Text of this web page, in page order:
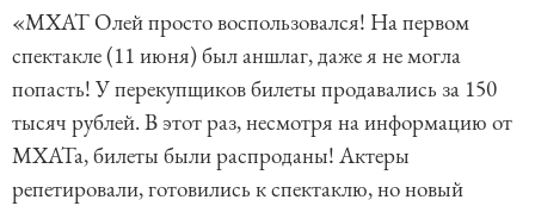
«МХАТ Олей просто воспользовался! На первом
спектакле (11 июня) был аншлаг, даже я не могла
попасть! У перекупщиков билеты продавались за 150
тысяч рублей. В этот раз, несмотря на информацию от
МХАТа, билеты были распроданы! Актеры
репетировали, готовились к спектаклю, но новый